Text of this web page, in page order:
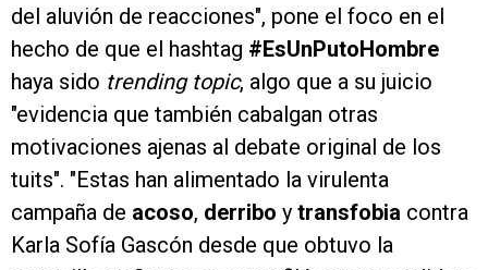
del aluvión de reacciones", pone el foco en el
hecho de que el hashtag #EsUnPutoHombre
haya sido trending topic, algo que a su juicio
"evidencia que también cabalgan otras
motivaciones ajenas al debate original de los
tuits". "Estas han alimentado la virulenta
campaña de acoso, derribo y transfobia contra
Karla Sofía Gascón desde que obtuvo la